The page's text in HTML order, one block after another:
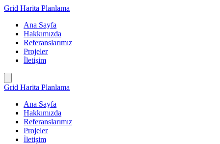
İçeriğe
Grid Harita Planlama
Ana Sayfa
Hakkımızda
Referanslarımız
Projeler
İletişim
Grid Harita Planlama
Ana Sayfa
Hakkımızda
Referanslarımız
Projeler
İletişim